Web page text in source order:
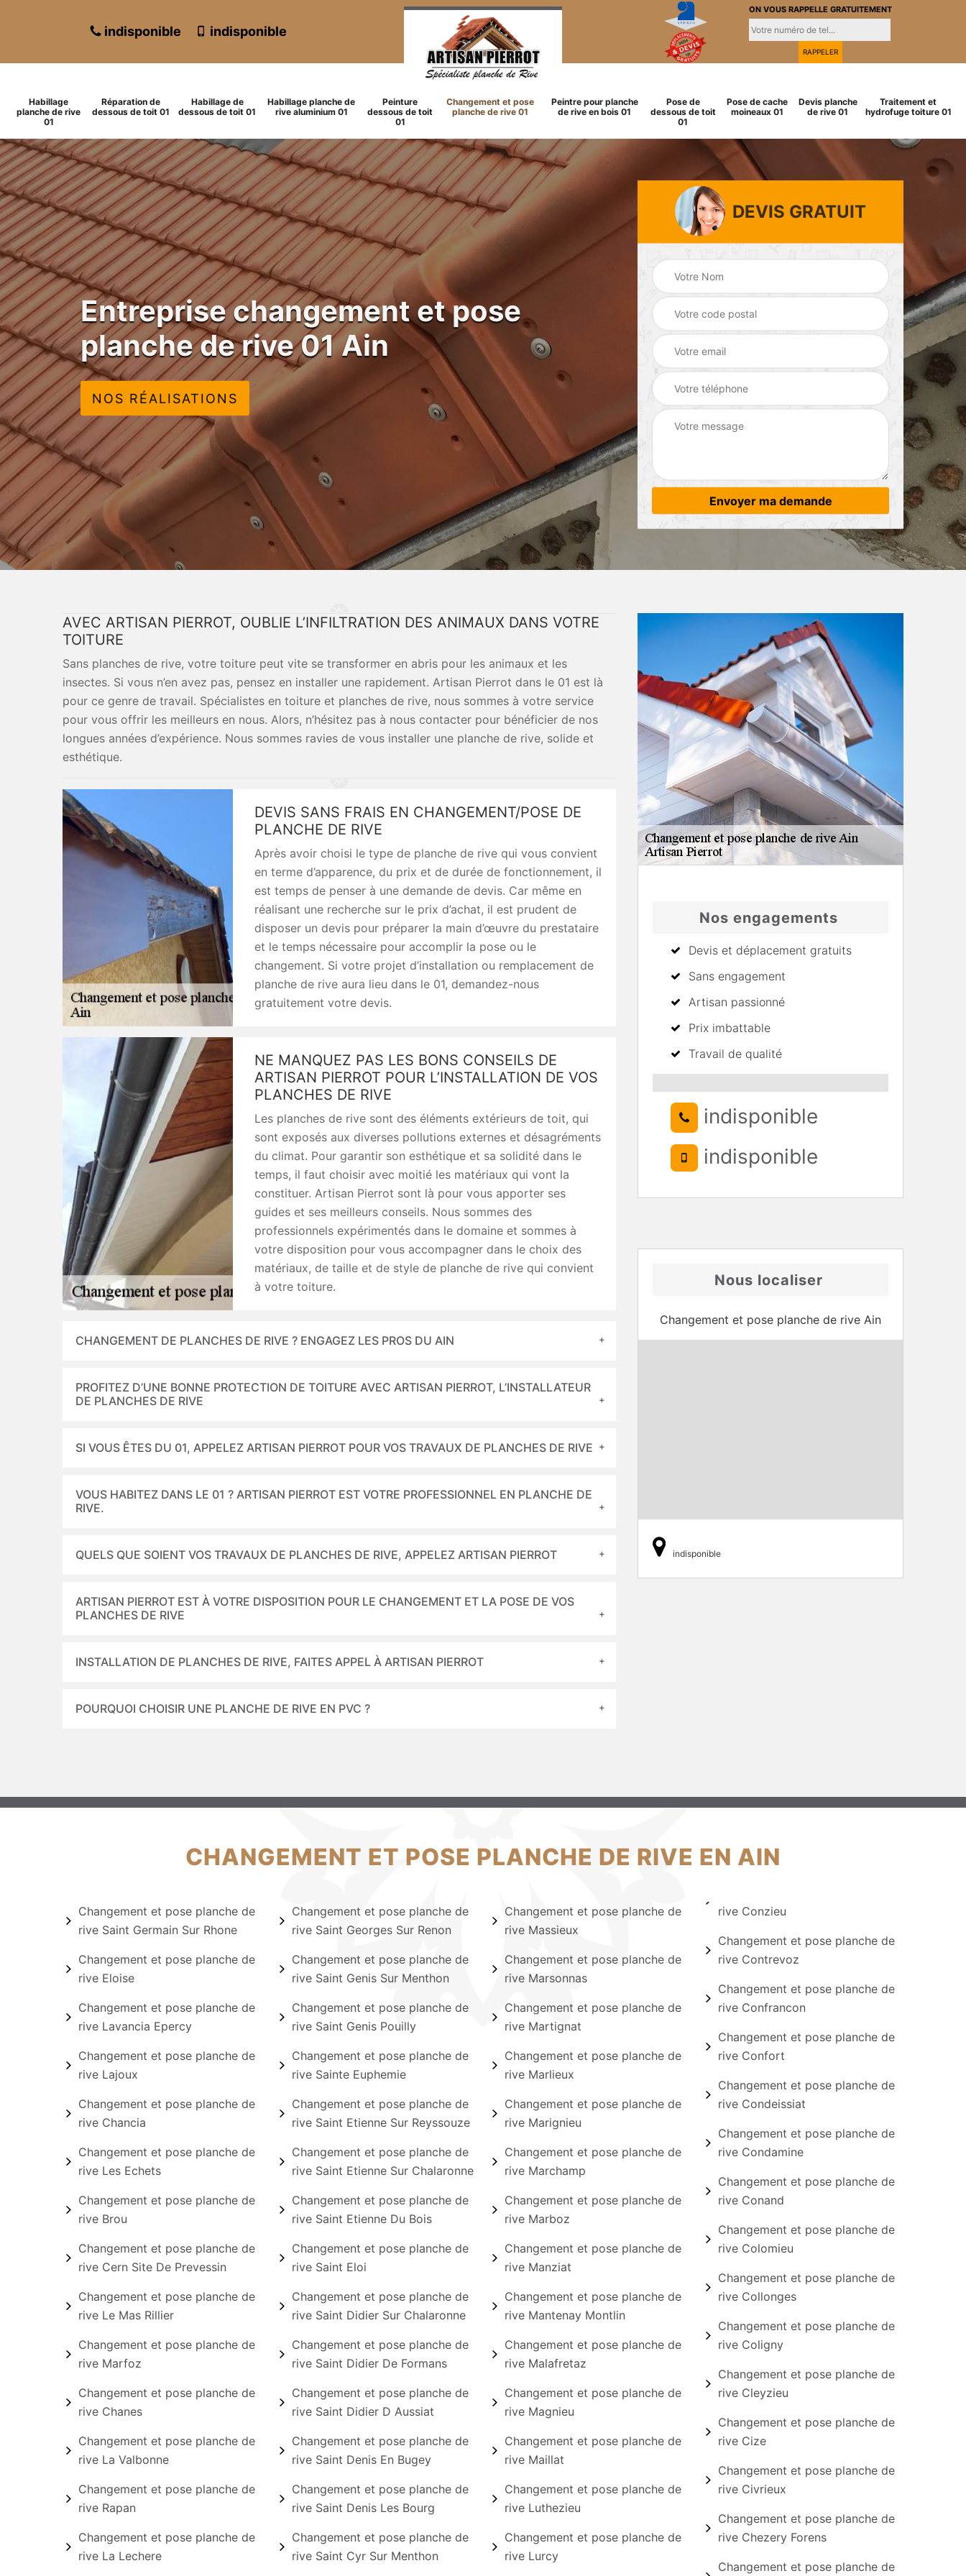
indisponible indisponible
ON VOUS RAPPELLE GRATUITEMENT
Habillage
planche de rive
01
Réparation de
dessous de toit 01
Habillage de
dessous de toit 01
Habillage planche de
rive aluminium 01
Peinture
dessous de toit
01
Changement et pose
planche de rive 01
Peintre pour planche
de rive en bois 01
Pose de
dessous de toit
01
Pose de cache
moineaux 01
Devis planche
de rive 01
Traitement et
hydrofuge toiture 01
Entreprise changement et pose
planche de rive 01 Ain
NOS RÉALISATIONS
DEVIS GRATUIT
AVEC ARTISAN PIERROT, OUBLIE L’INFILTRATION DES ANIMAUX DANS VOTRE
TOITURE
Sans planches de rive, votre toiture peut vite se transformer en abris pour les animaux et les
insectes. Si vous n’en avez pas, pensez en installer une rapidement. Artisan Pierrot dans le 01 est là
pour ce genre de travail. Spécialistes en toiture et planches de rive, nous sommes à votre service
pour vous offrir les meilleurs en nous. Alors, n’hésitez pas à nous contacter pour bénéficier de nos
longues années d’expérience. Nous sommes ravies de vous installer une planche de rive, solide et
esthétique.
DEVIS SANS FRAIS EN CHANGEMENT/POSE DE
PLANCHE DE RIVE
Après avoir choisi le type de planche de rive qui vous convient
en terme d’apparence, du prix et de durée de fonctionnement, il
est temps de penser à une demande de devis. Car même en
réalisant une recherche sur le prix d’achat, il est prudent de
disposer un devis pour préparer la main d’œuvre du prestataire
et le temps nécessaire pour accomplir la pose ou le
changement. Si votre projet d’installation ou remplacement de
planche de rive aura lieu dans le 01, demandez-nous
gratuitement votre devis.
NE MANQUEZ PAS LES BONS CONSEILS DE
ARTISAN PIERROT POUR L’INSTALLATION DE VOS
PLANCHES DE RIVE
Les planches de rive sont des éléments extérieurs de toit, qui
sont exposés aux diverses pollutions externes et désagréments
du climat. Pour garantir son esthétique et sa solidité dans le
temps, il faut choisir avec moitié les matériaux qui vont la
constituer. Artisan Pierrot sont là pour vous apporter ses
guides et ses meilleurs conseils. Nous sommes des
professionnels expérimentés dans le domaine et sommes à
votre disposition pour vous accompagner dans le choix des
matériaux, de taille et de style de planche de rive qui convient
à votre toiture.
CHANGEMENT DE PLANCHES DE RIVE ? ENGAGEZ LES PROS DU AIN
PROFITEZ D’UNE BONNE PROTECTION DE TOITURE AVEC ARTISAN PIERROT, L’INSTALLATEUR
DE PLANCHES DE RIVE
SI VOUS ÊTES DU 01, APPELEZ ARTISAN PIERROT POUR VOS TRAVAUX DE PLANCHES DE RIVE
VOUS HABITEZ DANS LE 01 ? ARTISAN PIERROT EST VOTRE PROFESSIONNEL EN PLANCHE DE
RIVE.
QUELS QUE SOIENT VOS TRAVAUX DE PLANCHES DE RIVE, APPELEZ ARTISAN PIERROT
ARTISAN PIERROT EST À VOTRE DISPOSITION POUR LE CHANGEMENT ET LA POSE DE VOS
PLANCHES DE RIVE
INSTALLATION DE PLANCHES DE RIVE, FAITES APPEL À ARTISAN PIERROT
POURQUOI CHOISIR UNE PLANCHE DE RIVE EN PVC ?
Nos engagements
Devis et déplacement gratuits
Sans engagement
Artisan passionné
Prix imbattable
Travail de qualité
indisponible
indisponible
Nous localiser
Changement et pose planche de rive Ain
indisponible
CHANGEMENT ET POSE PLANCHE DE RIVE EN AIN
Changement et pose planche de
rive Saint Germain Sur Rhone
Changement et pose planche de
rive Eloise
Changement et pose planche de
rive Lavancia Epercy
Changement et pose planche de
rive Lajoux
Changement et pose planche de
rive Chancia
Changement et pose planche de
rive Les Echets
Changement et pose planche de
rive Brou
Changement et pose planche de
rive Cern Site De Prevessin
Changement et pose planche de
rive Le Mas Rillier
Changement et pose planche de
rive Marfoz
Changement et pose planche de
rive Chanes
Changement et pose planche de
rive La Valbonne
Changement et pose planche de
rive Rapan
Changement et pose planche de
rive La Lechere
Changement et pose planche de
rive Saint Georges Sur Renon
Changement et pose planche de
rive Saint Genis Sur Menthon
Changement et pose planche de
rive Saint Genis Pouilly
Changement et pose planche de
rive Sainte Euphemie
Changement et pose planche de
rive Saint Etienne Sur Reyssouze
Changement et pose planche de
rive Saint Etienne Sur Chalaronne
Changement et pose planche de
rive Saint Etienne Du Bois
Changement et pose planche de
rive Saint Eloi
Changement et pose planche de
rive Saint Didier Sur Chalaronne
Changement et pose planche de
rive Saint Didier De Formans
Changement et pose planche de
rive Saint Didier D Aussiat
Changement et pose planche de
rive Saint Denis En Bugey
Changement et pose planche de
rive Saint Denis Les Bourg
Changement et pose planche de
rive Saint Cyr Sur Menthon
Changement et pose planche de
rive Massieux
Changement et pose planche de
rive Marsonnas
Changement et pose planche de
rive Martignat
Changement et pose planche de
rive Marlieux
Changement et pose planche de
rive Marignieu
Changement et pose planche de
rive Marchamp
Changement et pose planche de
rive Marboz
Changement et pose planche de
rive Manziat
Changement et pose planche de
rive Mantenay Montlin
Changement et pose planche de
rive Malafretaz
Changement et pose planche de
rive Magnieu
Changement et pose planche de
rive Maillat
Changement et pose planche de
rive Luthezieu
Changement et pose planche de
rive Lurcy
rive Conzieu
Changement et pose planche de
rive Contrevoz
Changement et pose planche de
rive Confrancon
Changement et pose planche de
rive Confort
Changement et pose planche de
rive Condeissiat
Changement et pose planche de
rive Condamine
Changement et pose planche de
rive Conand
Changement et pose planche de
rive Colomieu
Changement et pose planche de
rive Collonges
Changement et pose planche de
rive Coligny
Changement et pose planche de
rive Cleyzieu
Changement et pose planche de
rive Cize
Changement et pose planche de
rive Civrieux
Changement et pose planche de
rive Chezery Forens
Changement et pose planche de